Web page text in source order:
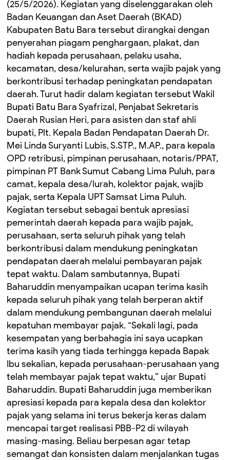
(25/5/2026). Kegiatan yang diselenggarakan oleh
Badan Keuangan dan Aset Daerah (BKAD)
Kabupaten Batu Bara tersebut dirangkai dengan
penyerahan piagam penghargaan, plakat, dan
hadiah kepada perusahaan, pelaku usaha,
kecamatan, desa/kelurahan, serta wajib pajak yang
berkontribusi terhadap peningkatan pendapatan
daerah. Turut hadir dalam kegiatan tersebut Wakil
Bupati Batu Bara Syafrizal, Penjabat Sekretaris
Daerah Rusian Heri, para asisten dan staf ahli
bupati, Plt. Kepala Badan Pendapatan Daerah Dr.
Mei Linda Suryanti Lubis, S.STP., M.AP., para kepala
OPD retribusi, pimpinan perusahaan, notaris/PPAT,
pimpinan PT Bank Sumut Cabang Lima Puluh, para
camat, kepala desa/lurah, kolektor pajak, wajib
pajak, serta Kepala UPT Samsat Lima Puluh.
Kegiatan tersebut sebagai bentuk apresiasi
pemerintah daerah kepada para wajib pajak,
perusahaan, serta seluruh pihak yang telah
berkontribusi dalam mendukung peningkatan
pendapatan daerah melalui pembayaran pajak
tepat waktu. Dalam sambutannya, Bupati
Baharuddin menyampaikan ucapan terima kasih
kepada seluruh pihak yang telah berperan aktif
dalam mendukung pembangunan daerah melalui
kepatuhan membayar pajak. “Sekali lagi, pada
kesempatan yang berbahagia ini saya ucapkan
terima kasih yang tiada terhingga kepada Bapak
Ibu sekalian, kepada perusahaan-perusahaan yang
telah membayar pajak tepat waktu,” ujar Bupati
Baharuddin. Bupati Baharuddin juga memberikan
apresiasi kepada para kepala desa dan kolektor
pajak yang selama ini terus bekerja keras dalam
mencapai target realisasi PBB-P2 di wilayah
masing-masing. Beliau berpesan agar tetap
semangat dan konsisten dalam menjalankan tugas